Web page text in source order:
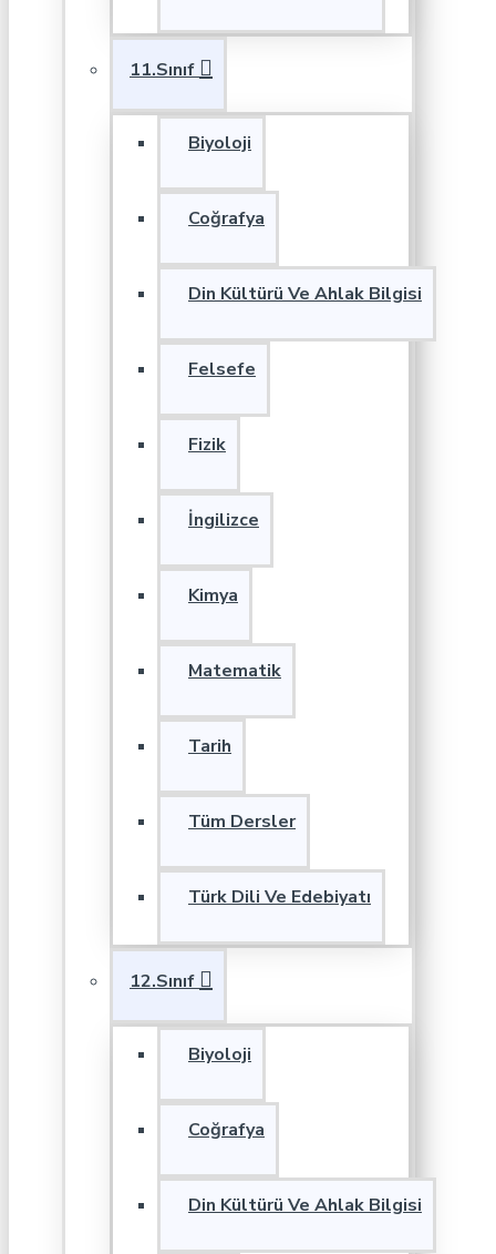
11.Sınıf
Biyoloji
Coğrafya
Din Kültürü Ve Ahlak Bilgisi
Felsefe
Fizik
İngilizce
Kimya
Matematik
Tarih
Tüm Dersler
Türk Dili Ve Edebiyatı
12.Sınıf
Biyoloji
Coğrafya
Din Kültürü Ve Ahlak Bilgisi